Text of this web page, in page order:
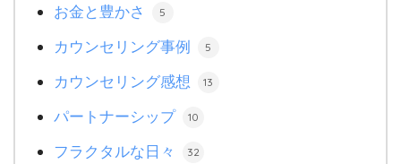
お金と豊かさ 5
カウンセリング事例 5
カウンセリング感想 13
パートナーシップ 10
フラクタルな日々 32